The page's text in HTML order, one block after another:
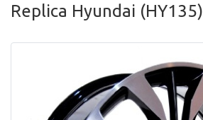
Replica Hyundai (HY135)